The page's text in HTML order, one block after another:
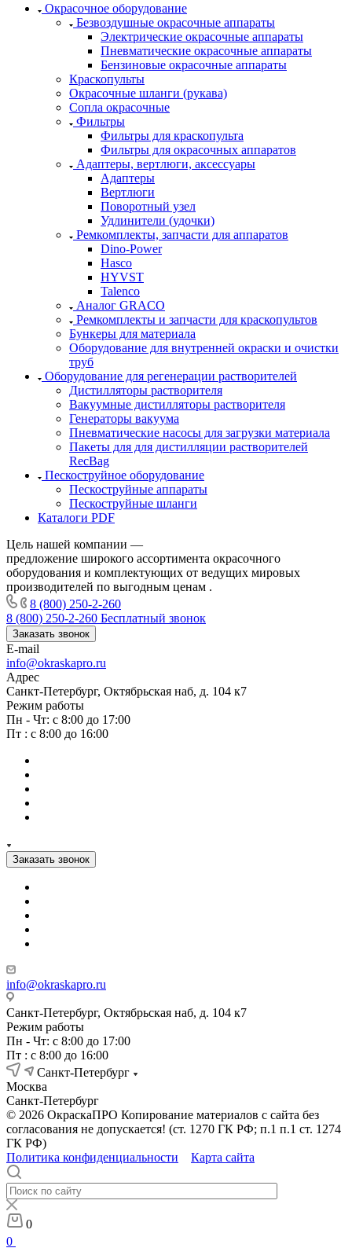
Окрасочное оборудование
Безвоздушные окрасочные аппараты
Электрические окрасочные аппараты
Пневматические окрасочные аппараты
Бензиновые окрасочные аппараты
Краскопульты
Окрасочные шланги (рукава)
Сопла окрасочные
Фильтры
Фильтры для краскопульта
Фильтры для окрасочных аппаратов
Адаптеры, вертлюги, аксессуары
Адаптеры
Вертлюги
Поворотный узел
Удлинители (удочки)
Ремкомплекты, запчасти для аппаратов
Dino-Power
Hasco
HYVST
Talenco
Аналог GRACO
Ремкомплекты и запчасти для краскопультов
Бункеры для материала
Оборудование для внутренней окраски и очистки
труб
Оборудование для регенерации растворителей
Дистилляторы растворителя
Вакуумные дистилляторы растворителя
Генераторы вакуума
Пневматические насосы для загрузки материала
Пакеты для для дистилляции растворителей
RecBag
Пескоструйное оборудование
Пескоструйные аппараты
Пескоструйные шланги
Каталоги PDF
Цель нашей компании —
предложение широкого ассортимента окрасочного
оборудования и комплектующих от ведущих мировых
производителей по выгодным ценам .
8 (800) 250-2-260
8 (800) 250-2-260 Бесплатный звонок
Заказать звонок
E-mail
info@okraskapro.ru
Адрес
Санкт-Петербург, Октябрьская наб, д. 104 к7
Режим работы
Пн - Чт: с 8:00 до 17:00
Пт : с 8:00 до 16:00
Заказать звонок
info@okraskapro.ru
Санкт-Петербург, Октябрьская наб, д. 104 к7
Режим работы
Пн - Чт: с 8:00 до 17:00
Пт : с 8:00 до 16:00
Санкт-Петербург
Москва
Санкт-Петербург
© 2026 ОкраскаПРО Копирование материалов с сайта без
согласования не допускается! (ст. 1270 ГК РФ; п.1 п.1 ст. 1274
ГК РФ)
Политика конфиденциальности
Карта сайта
0
0